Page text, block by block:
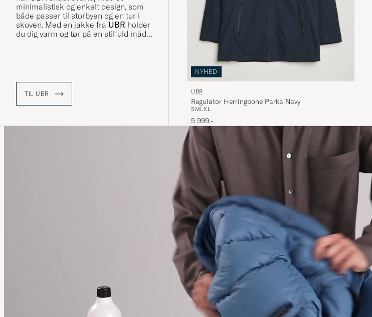
minimalistisk og enkelt design, som
både passer til storbyen og en tur i
skoven. Med en jakke fra UBR holder
du dig varm og tør på en stilfuld måde.
TIL UBR
NYHED
UBR
Regulator Herringbone Parka Navy
SMLXL
5 999,-